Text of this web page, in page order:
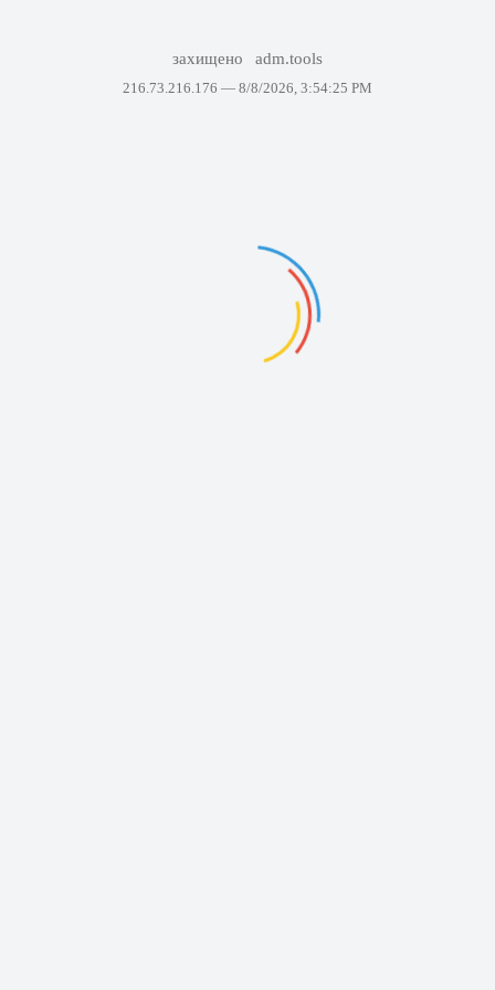
захищено adm.tools
216.73.216.176 — 8/8/2026, 3:54:25 PM